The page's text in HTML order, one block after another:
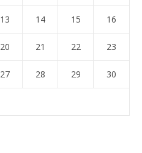
13 14 15 16
20 21 22 23
27 28 29 30